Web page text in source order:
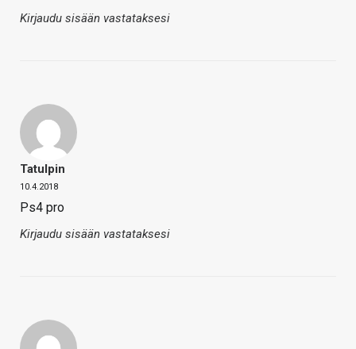
Kirjaudu sisään vastataksesi
Tatulpin
10.4.2018
Ps4 pro
Kirjaudu sisään vastataksesi